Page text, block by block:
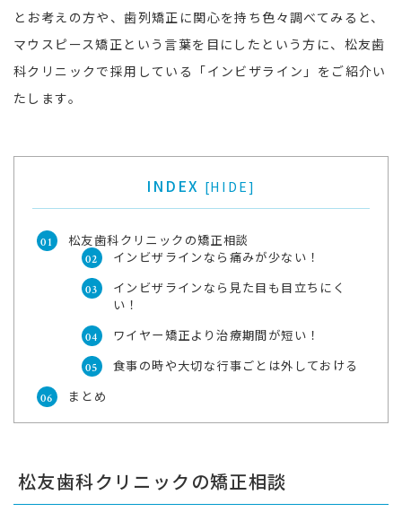
とお考えの方や、歯列矯正に関心を持ち色々調べてみると、
マウスピース矯正という言葉を目にしたという方に、松友歯
科クリニックで採用している「インビザライン」をご紹介い
たします。
INDEX [HIDE]
松友歯科クリニックの矯正相談
インビザラインなら痛みが少ない！
インビザラインなら見た目も目立ちにく
い！
ワイヤー矯正より治療期間が短い！
食事の時や大切な行事ごとは外しておける
まとめ
松友歯科クリニックの矯正相談